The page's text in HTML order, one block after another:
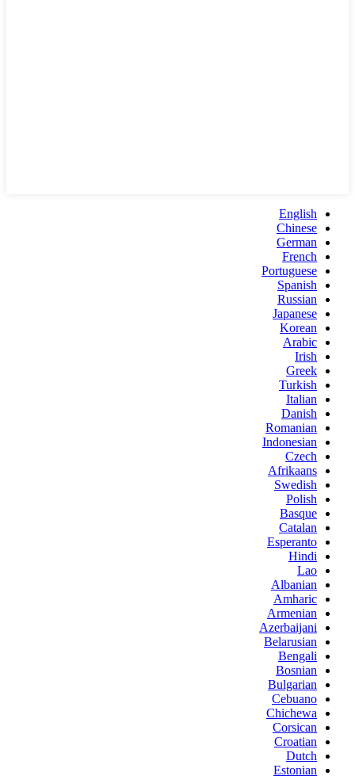
English
Chinese
German
French
Portuguese
Spanish
Russian
Japanese
Korean
Arabic
Irish
Greek
Turkish
Italian
Danish
Romanian
Indonesian
Czech
Afrikaans
Swedish
Polish
Basque
Catalan
Esperanto
Hindi
Lao
Albanian
Amharic
Armenian
Azerbaijani
Belarusian
Bengali
Bosnian
Bulgarian
Cebuano
Chichewa
Corsican
Croatian
Dutch
Estonian